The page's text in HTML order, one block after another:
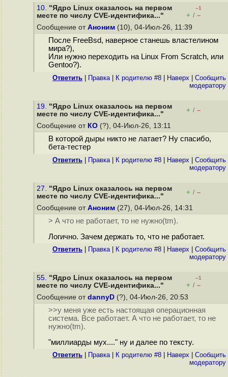
10. "Ядро Linux оказалось на первом
месте по числу CVE-идентифика..."
–1
+ / –
Сообщение от Аноним (10), 04-Июл-26, 11:39
После FreeBsd, наверное станешь властелином
мира?),
Или нужно переходить на Linux From Scratch, или
Gentoo?).
Ответить Правка| К родителю #8 Наверх
Cообщить
модератору
19. "Ядро Linux оказалось на первом
месте по числу CVE-идентифика..."
+ / –
Сообщение от КО (?), 04-Июл-26, 13:11
В которой дыры никто не латает? Ну спасибо,
бета-тестер
Ответить Правка| К родителю #8 Наверх
Cообщить
модератору
27. "Ядро Linux оказалось на первом
месте по числу CVE-идентифика..."
+ / –
Сообщение от Аноним (27), 04-Июл-26, 14:31
> А что не работает, то не нужно(tm).
Логично. Зачем держать то, что не работает.
Ответить Правка| К родителю #8 Наверх
Cообщить
модератору
55. "Ядро Linux оказалось на первом
месте по числу CVE-идентифика..."
–1
+ / –
Сообщение от dannyD (?), 04-Июл-26, 20:53
>>у меня уже есть настоящая операционная
система. Все работает. А что не работает, то не
нужно(tm).
"миллиарды мух...." ну и далее по тексту.
Ответить Правка| К родителю #8 Наверх
Cообщить
модератору